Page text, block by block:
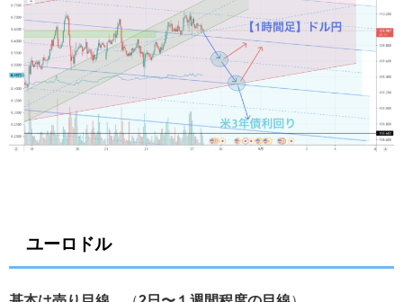
ユーロドル